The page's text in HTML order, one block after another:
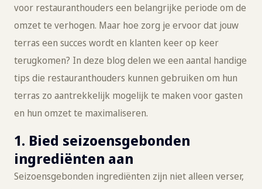
voor restauranthouders een belangrijke periode om de
omzet te verhogen. Maar hoe zorg je ervoor dat jouw
terras een succes wordt en klanten keer op keer
terugkomen? In deze blog delen we een aantal handige
tips die restauranthouders kunnen gebruiken om hun
terras zo aantrekkelijk mogelijk te maken voor gasten
en hun omzet te maximaliseren.
1. Bied seizoensgebonden
ingrediënten aan
Seizoensgebonden ingrediënten zijn niet alleen verser,